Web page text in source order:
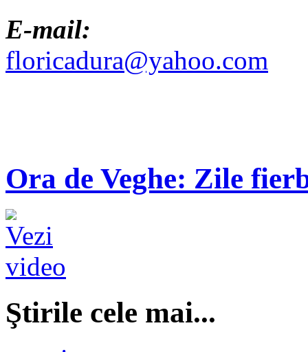
E-mail:
floricadura@yahoo.com
Ora de Veghe: Zile
Ştirile cele mai...